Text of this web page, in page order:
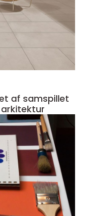
af samspillet